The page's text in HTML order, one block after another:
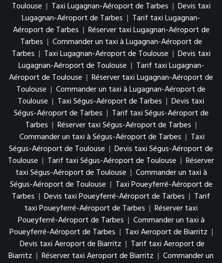
Toulouse | Taxi Lugagnan-Aéroport de Tarbes | Devis taxi
Lugagnan-Aéroport de Tarbes | Tarif taxi Lugagnan-
Aéroport de Tarbes | Réserver taxi Lugagnan-Aéroport de
Tarbes | Commander un taxi à Lugagnan-Aéroport de
Tarbes | Taxi Lugagnan-Aéroport de Toulouse | Devis taxi
Lugagnan-Aéroport de Toulouse | Tarif taxi Lugagnan-
Aéroport de Toulouse | Réserver taxi Lugagnan-Aéroport de
Toulouse | Commander un taxi à Lugagnan-Aéroport de
Toulouse | Taxi Ségus-Aéroport de Tarbes | Devis taxi
Ségus-Aéroport de Tarbes | Tarif taxi Ségus-Aéroport de
Tarbes | Réserver taxi Ségus-Aéroport de Tarbes |
Commander un taxi à Ségus-Aéroport de Tarbes | Taxi
Ségus-Aéroport de Toulouse | Devis taxi Ségus-Aéroport de
Toulouse | Tarif taxi Ségus-Aéroport de Toulouse | Réserver
taxi Ségus-Aéroport de Toulouse | Commander un taxi à
Ségus-Aéroport de Toulouse | Taxi Poueyferré-Aéroport de
Tarbes | Devis taxi Poueyferré-Aéroport de Tarbes | Tarif
taxi Poueyferré-Aéroport de Tarbes | Réserver taxi
Poueyferré-Aéroport de Tarbes | Commander un taxi à
Poueyferré-Aéroport de Tarbes | Taxi Aeroport de Biarritz |
Devis taxi Aeroport de Biarritz | Tarif taxi Aeroport de
Biarritz | Réserver taxi Aeroport de Biarritz | Commander un